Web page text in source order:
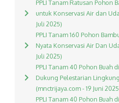
PPLI Tanam Ratusan Pohon
untuk Konservasi Air dan
Juli 2025)
PPLI Tanam 160 Pohon
Nyata Konservasi Air Dan
Juli 2025)
PPLI Tanam 40 Pohon Buah
Dukung Pelestarian
(mnctrijaya.com - 19 Juni
PPLI Tanam 40 Pohon Buah